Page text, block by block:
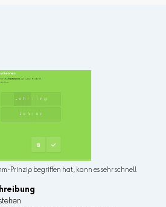
Prinzip begriffen hat, kann es sehr schnell